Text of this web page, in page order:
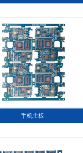
手机主板